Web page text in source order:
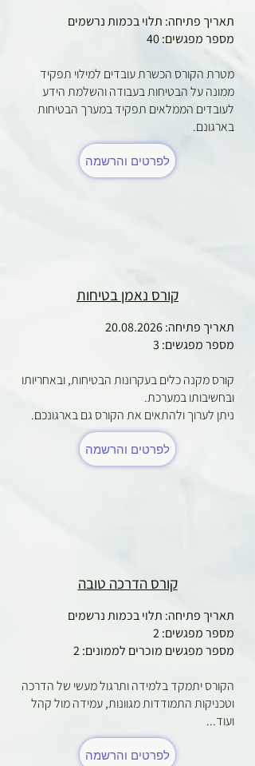
תאריך פתיחה: תלוי בכמות נרשמים
מספר מפגשים: 40
מטרת הקורס הכשרת עובדים למילוי תפקיד
ממונה על הבטיחות בעבודה והשלמת הידע
לעובדים הממלאים תפקיד במערך הבטיחות
בארגונם.
לפרטים והרשמה
קורס נאמן בטיחות
תאריך פתיחה:20.08.2026
מספר מפגשים: 3
קורס מקנה כלים בעקרונות הבטיחות, ובאחריותו
ובחשיבותו במערכת.
ניתן לערוך ולהתאים את הקורס גם בארגונכם.
לפרטים והרשמה
קורס הדרכה טובה
תאריך פתיחה: תלוי בכמות נרשמים
מספר מפגשים: 2
מספר מפגשים מוכרים לממונים: 2
הקורס יתמקד בלמידה ותרגול מעשי של הדרכה
וטכניקות התמודדות מגוונות, עמידה מול קהל
ועוד...
לפרטים והרשמה